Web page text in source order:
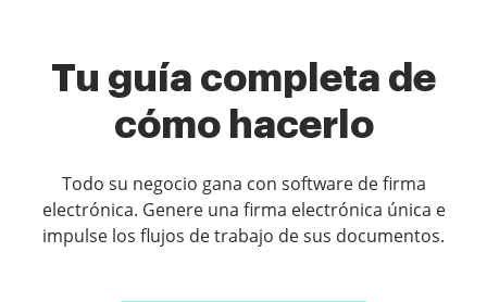
Tu guía completa de
cómo hacerlo
Todo su negocio gana con software de firma
electrónica. Genere una firma electrónica única e
impulse los flujos de trabajo de sus documentos.